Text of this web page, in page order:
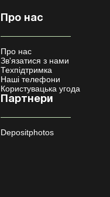
Про нас
Про нас
Зв'язатися з нами
Техпідтримка
Наші телефони
Користувацька угода
Партнери
Depositphotos